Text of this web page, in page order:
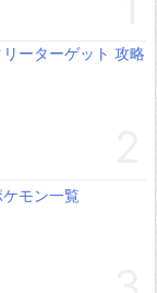
ーターゲット 攻略
モン一覧